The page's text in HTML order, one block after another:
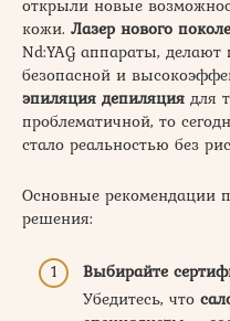
открыли новые
кожи. Лазер нового
Nd:YAG аппараты, делают
безопасной и
эпиляция депиляция для
проблематичной, то
стало реальностью без
Основные рекомендации
решения:
Выбирайте
Убедитесь, что